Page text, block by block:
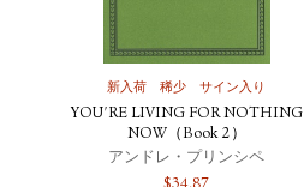
新入荷 稀少 サイン入り
YOU'RE LIVING FOR NOTHING
NOW（Book 2）
アンドレ・プリンシペ